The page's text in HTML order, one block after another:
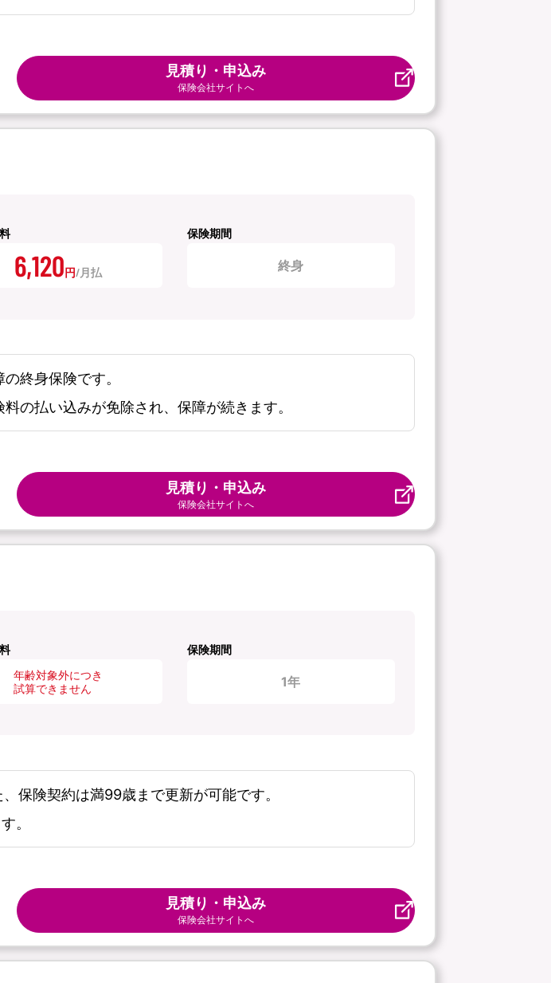
見積り・申込み
保険会社サイトへ
6,120円
保険期間
終身
終身保険です。
の払い込みが免除され、保障が続きます。
見積り・申込み
保険会社サイトへ
年齢対象外につき
試算できません
保険期間
1年
保険契約は満99歳まで更新が可能です。
。
見積り・申込み
保険会社サイトへ